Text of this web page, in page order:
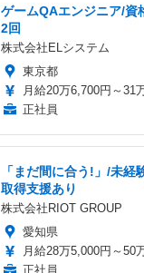
ゲームQAエンジニア/資
2回
株式会社ELシステム
東京都
月給20万6,700円～31
正社員
「まだ間に合う!」/未
取得支援あり
株式会社RIOT GROUP
愛知県
月給28万5,000円～50
正社員